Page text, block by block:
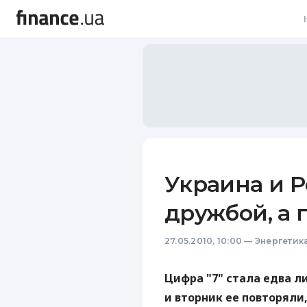
Украина и
дружбой, а
27.05.2010, 10:00 —
Цифра "7" стала едва
и вторник ее